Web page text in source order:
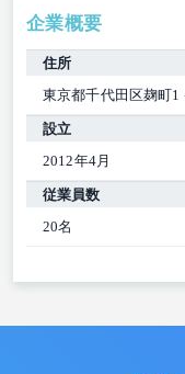
企業概要
住所
東京都千代田区麹町
設立
2012年4月
従業員数
20名